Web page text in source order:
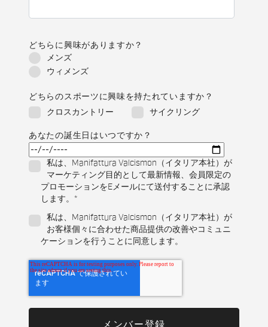
どちらに興味がありますか？
メンズ
ウィメンズ
どちらのスポーツに興味を持たれていますか？
クロスカントリー
サイクリング
あなたの誕生日はいつですか？
私は、Manifattura Valcismon（イタリア本社）が
マーケティング目的として最新情報、会員限定の
プロモーションをEメールにて送付することに承認
します。 *
私は、Manifattura Valcismon（イタリア本社）が
お客様個々に合わせた商品提供の改善やコミュニ
ケーションを行うことに同意します。